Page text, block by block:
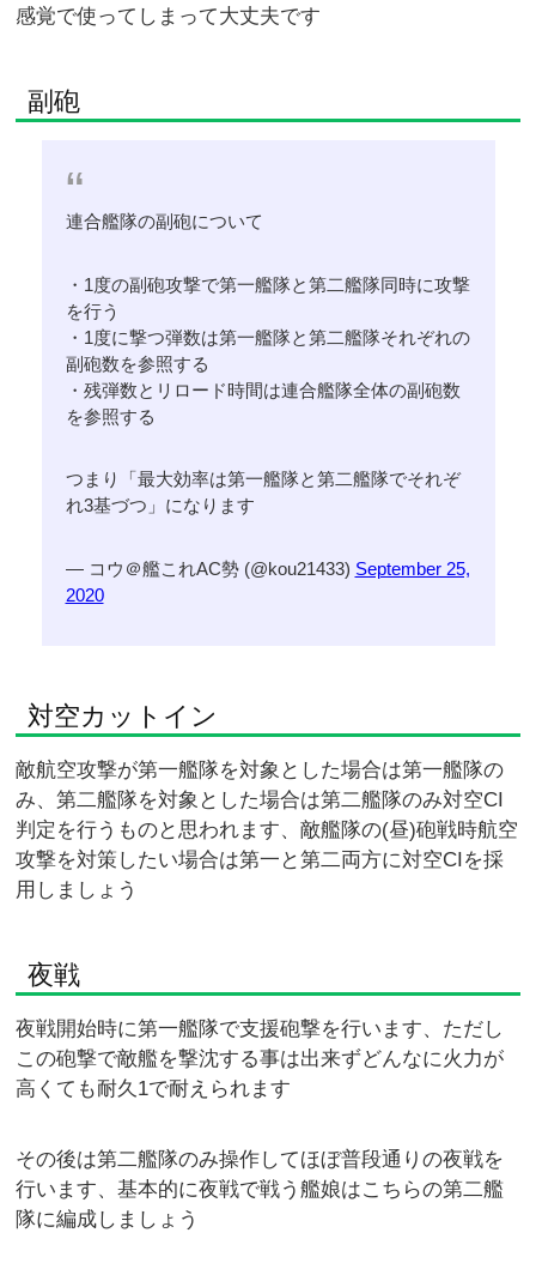
感覚で使ってしまって大丈夫です
副砲
連合艦隊の副砲について
・1度の副砲攻撃で第一艦隊と第二艦隊同時に攻撃
を行う
・1度に撃つ弾数は第一艦隊と第二艦隊それぞれの
副砲数を参照する
・残弾数とリロード時間は連合艦隊全体の副砲数
を参照する
つまり「最大効率は第一艦隊と第二艦隊でそれぞ
れ3基づつ」になります
— コウ＠艦これAC勢 (@kou21433) September 25,
2020
対空カットイン
敵航空攻撃が第一艦隊を対象とした場合は第一艦隊の
み、第二艦隊を対象とした場合は第二艦隊のみ対空CI
判定を行うものと思われます、敵艦隊の(昼)砲戦時航空
攻撃を対策したい場合は第一と第二両方に対空CIを採
用しましょう
夜戦
夜戦開始時に第一艦隊で支援砲撃を行います、ただし
この砲撃で敵艦を撃沈する事は出来ずどんなに火力が
高くても耐久1で耐えられます
その後は第二艦隊のみ操作してほぼ普段通りの夜戦を
行います、基本的に夜戦で戦う艦娘はこちらの第二艦
隊に編成しましょう